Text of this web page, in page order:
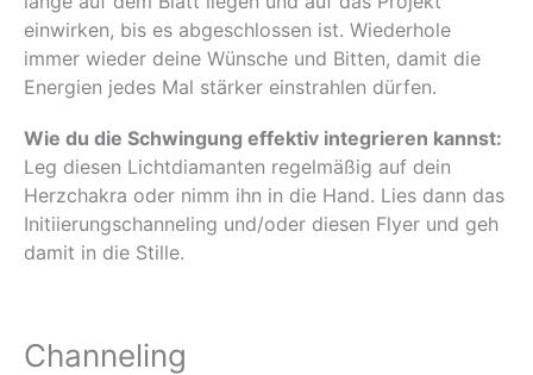
einwirken, bis es abgeschlossen ist. Wiederhole
immer wieder deine Wünsche und Bitten, damit die
Energien jedes Mal stärker einstrahlen dürfen.
Wie du die Schwingung effektiv integrieren kannst:
Leg diesen Lichtdiamanten regelmäßig auf dein
Herzchakra oder nimm ihn in die Hand. Lies dann das
Initiierungschanneling und/oder diesen Flyer und geh
damit in die Stille.
Channeling